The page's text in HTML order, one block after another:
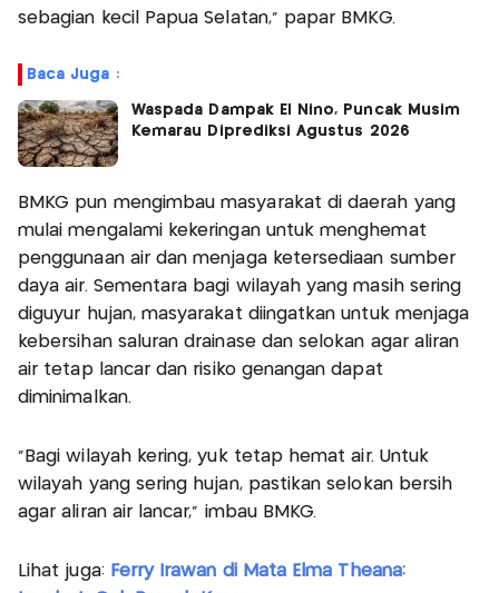
sebagian kecil Papua Selatan," papar BMKG.
Baca Juga :
Waspada Dampak El Nino, Puncak Musim
Kemarau Diprediksi Agustus 2026
BMKG pun mengimbau masyarakat di daerah yang
mulai mengalami kekeringan untuk menghemat
penggunaan air dan menjaga ketersediaan sumber
daya air. Sementara bagi wilayah yang masih sering
diguyur hujan, masyarakat diingatkan untuk menjaga
kebersihan saluran drainase dan selokan agar aliran
air tetap lancar dan risiko genangan dapat
diminimalkan.
"Bagi wilayah kering, yuk tetap hemat air. Untuk
wilayah yang sering hujan, pastikan selokan bersih
agar aliran air lancar," imbau BMKG.
Lihat juga: Ferry Irawan di Mata Elma Theana: